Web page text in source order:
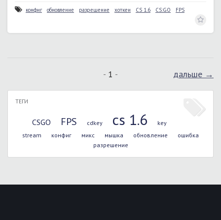
конфиг обновление разрешение хоткеи CS 1.6 CS:GO FPS
1 дальше →
ТЕГИ
CSGO FPS cdkey cs 1.6
key
stream
конфиг микс мышка обновление
ошибка
разрешение